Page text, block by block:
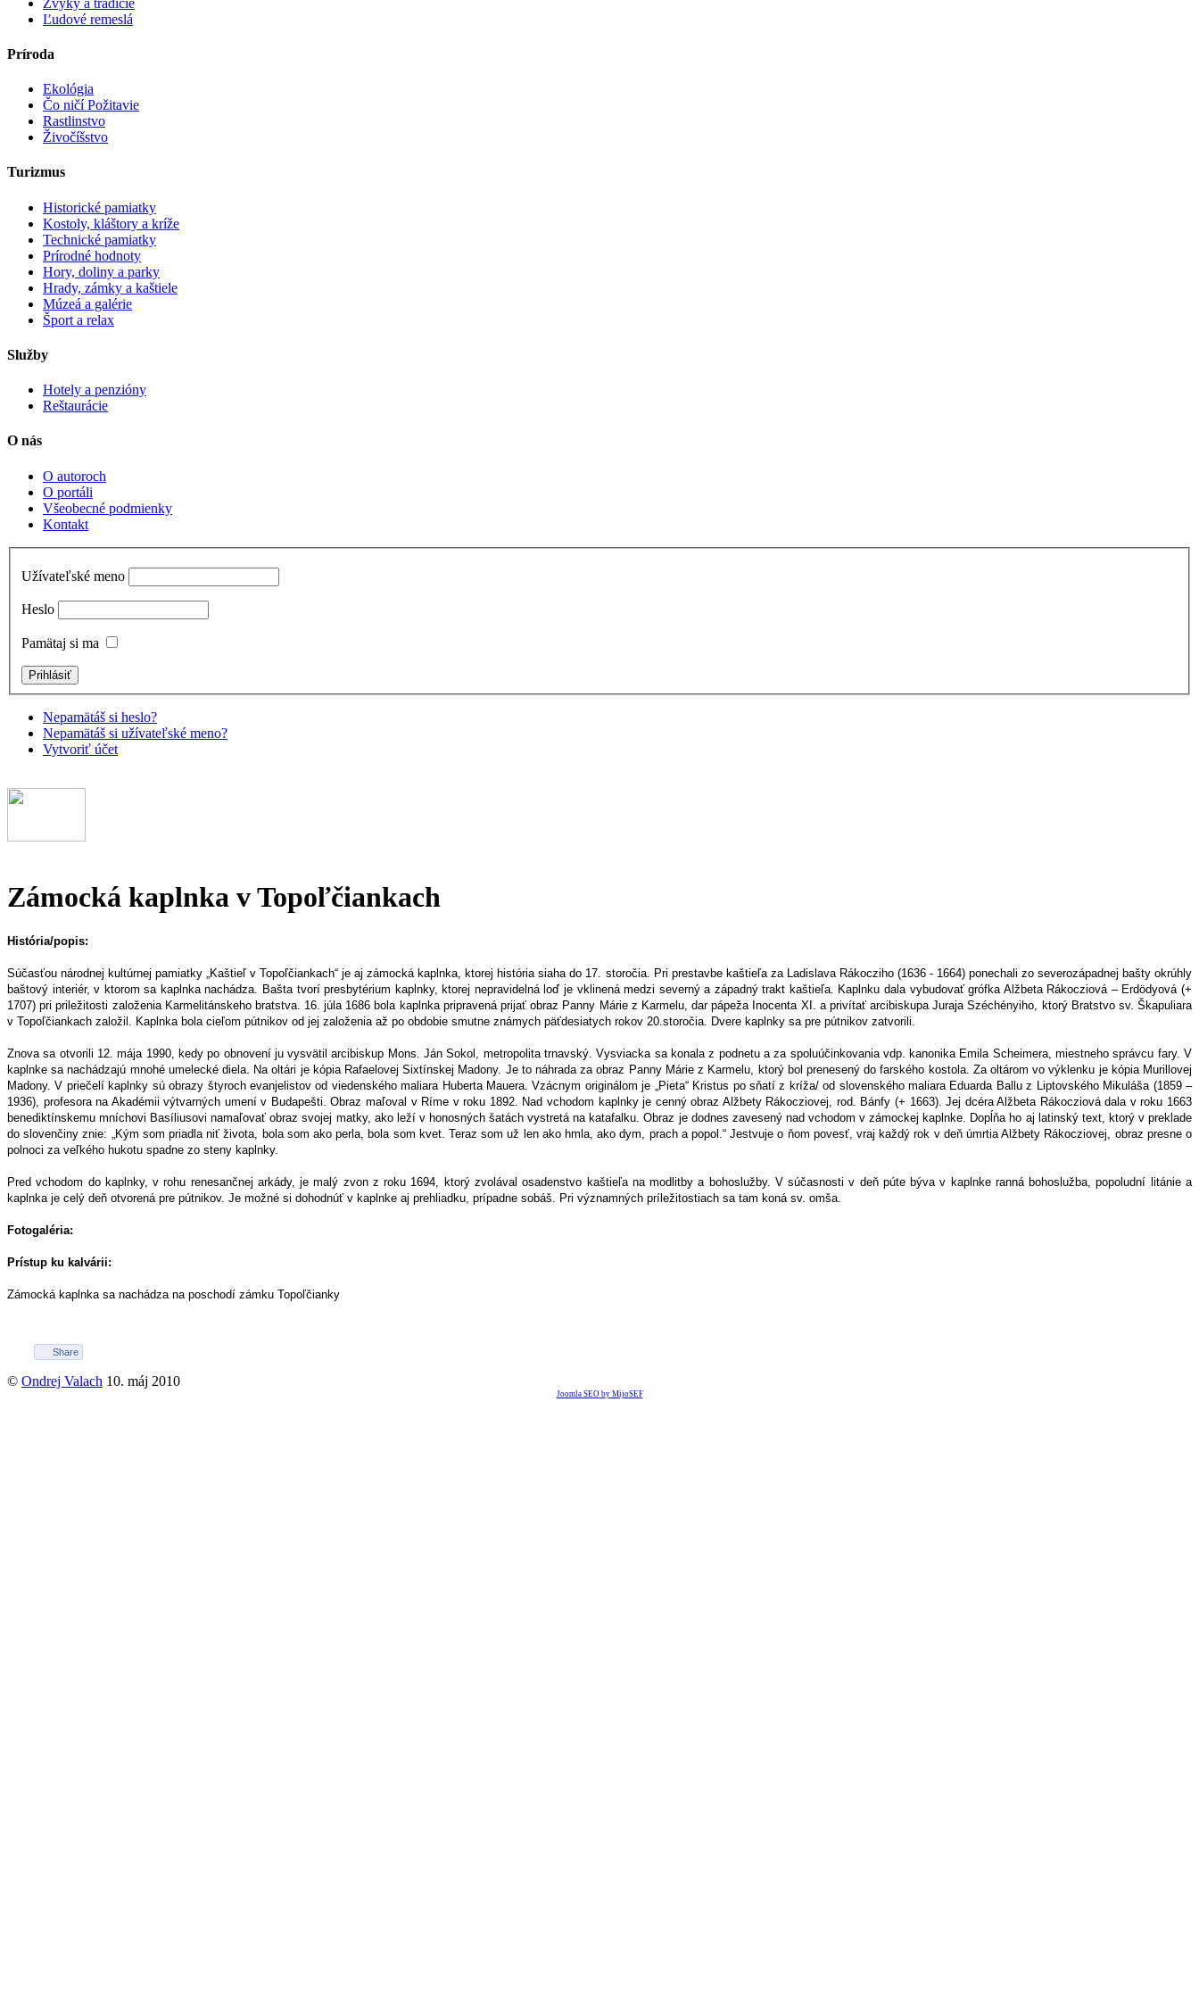
Ľudové remeslá
Príroda
Ekológia
Čo ničí Požitavie
Rastlinstvo
Živočíšstvo
Turizmus
Historické pamiatky
Kostoly, kláštory a kríže
Technické pamiatky
Prírodné hodnoty
Hory, doliny a parky
Hrady, zámky a kaštiele
Múzeá a galérie
Šport a relax
Služby
Hotely a penzióny
Reštaurácie
O nás
O autoroch
O portáli
Všeobecné podmienky
Kontakt
Užívateľské meno
Heslo
Pamätaj si ma
Nepamätáš si heslo?
Nepamätáš si užívateľské meno?
Vytvoriť účet
Zámocká kaplnka v Topoľčiankach
História/popis:
Súčasťou národnej kultúrnej pamiatky „Kaštieľ v Topoľčiankach“ je aj zámocká kaplnka, ktorej história siaha do 17. storočia. Pri prestavbe kaštieľa za Ladislava Rákocziho (1636 - 1664) ponechali zo severozápadnej bašty okrúhly
baštový interiér, v ktorom sa kaplnka nachádza. Bašta tvorí presbytérium kaplnky, ktorej nepravidelná loď je vklinená medzi severný a západný trakt kaštieľa. Kaplnku dala vybudovať grófka Alžbeta Rákocziová – Erdödyová (+
1707) pri priležitosti založenia Karmelitánskeho bratstva. 16. júla 1686 bola kaplnka pripravená prijať obraz Panny Márie z Karmelu, dar pápeža Inocenta XI. a privítať arcibiskupa Juraja Széchényiho, ktorý Bratstvo sv. Škapuliara
v Topoľčiankach založil. Kaplnka bola cieľom pútnikov od jej založenia až po obdobie smutne známych päťdesiatych rokov 20.storočia. Dvere kaplnky sa pre pútnikov zatvorili.
Znova sa otvorili 12. mája 1990, kedy po obnovení ju vysvätil arcibiskup Mons. Ján Sokol, metropolita trnavský. Vysviacka sa konala z podnetu a za spoluúčinkovania vdp. kanonika Emila Scheimera, miestneho správcu fary. V
kaplnke sa nachádzajú mnohé umelecké diela. Na oltári je kópia Rafaelovej Sixtínskej Madony. Je to náhrada za obraz Panny Márie z Karmelu, ktorý bol prenesený do farského kostola. Za oltárom vo výklenku je kópia Murillovej
Madony. V priečelí kaplnky sú obrazy štyroch evanjelistov od viedenského maliara Huberta Mauera. Vzácnym originálom je „Pieta“ Kristus po sňatí z kríža/ od slovenského maliara Eduarda Ballu z Liptovského Mikuláša (1859 –
1936), profesora na Akadémii výtvarných umení v Budapešti. Obraz maľoval v Ríme v roku 1892. Nad vchodom kaplnky je cenný obraz Alžbety Rákocziovej, rod. Bánfy (+ 1663). Jej dcéra Alžbeta Rákocziová dala v roku 1663
benediktínskemu mníchovi Basíliusovi namaľovať obraz svojej matky, ako leží v honosných šatách vystretá na katafalku. Obraz je dodnes zavesený nad vchodom v zámockej kaplnke. Dopĺňa ho aj latinský text, ktorý v preklade
do slovenčiny znie: „Kým som priadla niť života, bola som ako perla, bola som kvet. Teraz som už len ako hmla, ako dym, prach a popol.“ Jestvuje o ňom povesť, vraj každý rok v deň úmrtia Alžbety Rákocziovej, obraz presne o
polnoci za veľkého hukotu spadne zo steny kaplnky.
Pred vchodom do kaplnky, v rohu renesančnej arkády, je malý zvon z roku 1694, ktorý zvolával osadenstvo kaštieľa na modlitby a bohoslužby. V súčasnosti v deň púte býva v kaplnke ranná bohoslužba, popoludní litánie a
kaplnka je celý deň otvorená pre pútnikov. Je možné si dohodnúť v kaplnke aj prehliadku, prípadne sobáš. Pri významných príležitostiach sa tam koná sv. omša.
Fotogaléria:
Prístup ku kalvárii:
Zámocká kaplnka sa nachádza na poschodí zámku Topoľčianky
Share
© Ondrej Valach 10. máj 2010
Joomla SEO by MijoSEF